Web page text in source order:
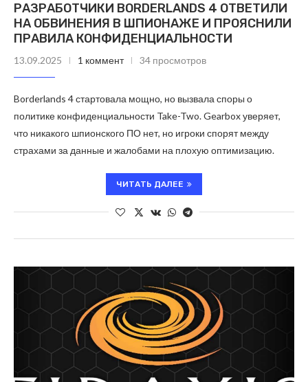
РАЗРАБОТЧИКИ BORDERLANDS 4 ОТВЕТИЛИ
НА ОБВИНЕНИЯ В ШПИОНАЖЕ И ПРОЯСНИЛИ
ПРАВИЛА КОНФИДЕНЦИАЛЬНОСТИ
13.09.2025 1 коммент 34 просмотров
Borderlands 4 стартовала мощно, но вызвала споры о
политике конфиденциальности Take-Two. Gearbox уверяет,
что никакого шпионского ПО нет, но игроки спорят между
страхами за данные и жалобами на плохую оптимизацию.
ЧИТАТЬ ДАЛЕЕ